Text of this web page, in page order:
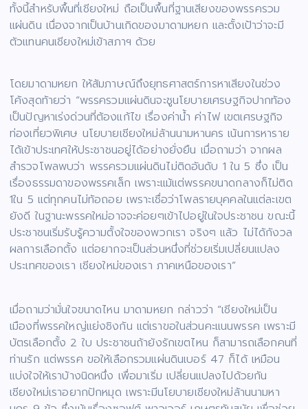
ทั้งนี้สำหรับพื้นที่เชียงใหม่ ถือเป็นพื้นที่ฐานเสียงของพรรครวม
แผ่นดิน เนื่องจากเป็นบ้านเกิดของมาดามหยก และตั้งเป้าว่าจะมี
ตัวแทนคนเชียงใหม่เข้าสภาฯ ด้วย
โดยมาดามหยก ให้สัมภาษณ์ถึงยุทธศาสตร์การหาเสียงในช่วง
โค้งสุดท้ายว่า “พรรครวมแผ่นดินจะชูนโยบายเศรษฐกิจปากท้อง
เป็นปัญหาเร่งด่วนที่ต้องแก้ไข เรื่องค่าน้ำ ค่าไฟ เขตเศรษฐกิจ
ท่องเที่ยวพิเศษ นโยบายเชียงใหม่ล้านนามหานคร เน้นการหาราย
ได้เข้าประเทศให้ประชาชนอยู่ได้อย่างยั่งยืน เมื่อถามว่า จากผล
สำรวจโพลพบว่า พรรครวมแผ่นดินไม่ติดอันดับ 1 ใน 5 ซึ่ง เป็น
เรื่องธรรมดาของพรรคเล็ก เพราะแม้แต่พรรคขนาดกลางก็ไม่ติด
1ใน 5 แต่ทุกคนไม่ท้อถอย เพราะเชื่อว่าโพลรายบุคคลในแต่ละเขต
ยังดี ในฐานะพรรคใหม่อาจจะค่อยๆเข้าไปอยู่ในใจประชาชน ขณะนี้
ประชาชนเริ่มรับรู้ความตั้งใจของพวกเรา จริงๆ แล้ว ไม่ได้กังวล
ผลการเลือกตั้ง แต่อยากจะเป็นส่วนหนึ่งที่ช่วยเริ่มเปลี่ยนแปลง
ประเทศของเรา เชียงใหม่ของเรา ภาคเหนือของเรา”
เมื่อถามว่ามั่นใจขนาดไหน มาดามหยก กล่าวว่า “เชียงใหม่เป็น
เมืองที่พรรคใหญ่แย่งชิงกัน แต่เราขอในส่วนคะแนนพรรค เพราะมี
บัตรเลือกตั้ง 2 ใบ ประชาชนถ้ายังรักเขตไหน ก็สามารถเลือกคนที่
ท่านรัก แต่พรรค ขอให้เลือกรวมแผ่นดินเบอร์ 47 ก็ได้ เหมือน
แบ่งใจให้เราบ้างนิดหนึ่ง เพื่อมาเริ่ม เปลี่ยนแปลงไปด้วยกัน
เชียงใหม่เราอยากปักหมุด เพราะมีนโยบายเชียงใหม่ล้านนามหา